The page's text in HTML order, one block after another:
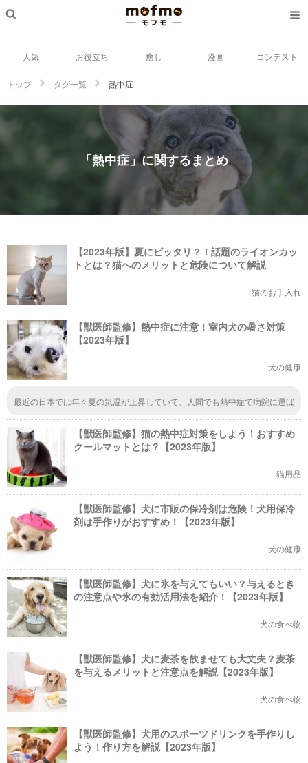
人気 お役立ち 癒し 漫画 コンテスト
トップ タグ一覧 熱中症
「熱中症」に関するまとめ
【2023年版】夏にピッタリ？！話題のライオンカッ
トとは？猫へのメリットと危険について解説
猫のお手入れ
【獣医師監修】熱中症に注意！室内犬の暑さ対策
【2023年版】
犬の健康
最近の日本では年々夏の気温が上昇していて、人間でも熱中症で病院に運ば
と思いました。上手くひんやりグッズなどを利用して、暑さ対策をしたいで
すね。
【獣医師監修】猫の熱中症対策をしよう！おすすめ
クールマットとは？【2023年版】
猫用品
【獣医師監修】犬に市販の保冷剤は危険！犬用保冷
剤は手作りがおすすめ！【2023年版】
犬の健康
【獣医師監修】犬に氷を与えてもいい？与えるとき
の注意点や氷の有効活用法を紹介！【2023年版】
犬の食べ物
【獣医師監修】犬に麦茶を飲ませても大丈夫？麦茶
を与えるメリットと注意点を解説【2023年版】
犬の食べ物
【獣医師監修】犬用のスポーツドリンクを手作りし
よう！作り方を解説【2023年版】